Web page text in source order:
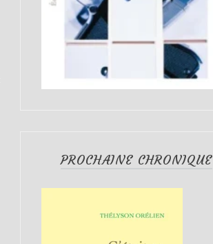
PROCHAINE CHRONIQUE